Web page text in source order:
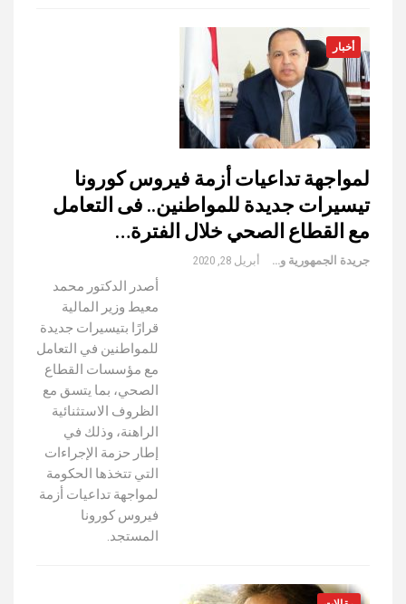
أخبار
لمواجهة تداعيات أزمة فيروس كورونا
تيسيرات جديدة للمواطنين.. فى التعامل
مع القطاع الصحي خلال الفترة…
جريدة الجمهورية والعالم أبريل 28, 2020
أصدر الدكتور محمد
معيط وزير المالية
قرارًا بتيسيرات جديدة
للمواطنين في التعامل
مع مؤسسات القطاع
الصحي، بما يتسق مع
الظروف الاستثنائية
الراهنة، وذلك في
إطار حزمة الإجراءات
التي تتخذها الحكومة
لمواجهة تداعيات أزمة
فيروس كورونا
المستجد.